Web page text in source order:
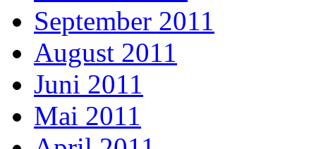
September 2011
August 2011
Juni 2011
Mai 2011